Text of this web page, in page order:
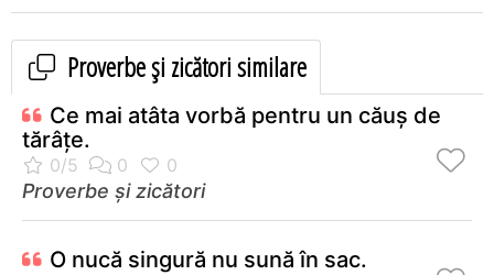
Proverbe și zicători similare
Ce mai atâta vorbă pentru un căuş de
tărâţe.
Proverbe și zicători
O nucă singură nu sună în sac.